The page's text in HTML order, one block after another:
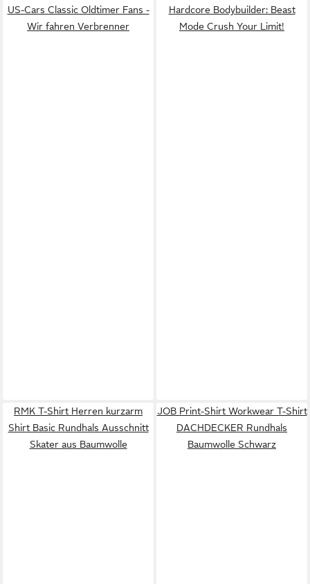
US-Cars Classic Oldtimer Fans -
Wir fahren Verbrenner
Hardcore Bodybuilder: Beast
Mode Crush Your Limit!
RMK T-Shirt Herren kurzarm
Shirt Basic Rundhals Ausschnitt
Skater aus Baumwolle
JOB Print-Shirt Workwear T-Shirt
DACHDECKER Rundhals
Baumwolle Schwarz